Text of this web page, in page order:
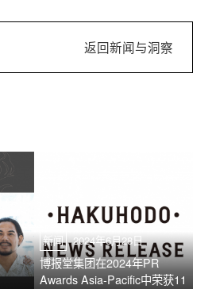
返回新闻与洞察
新闻 2024年6月28日
博报堂集团在2024年PR
Awards Asia-Pacific中荣获11